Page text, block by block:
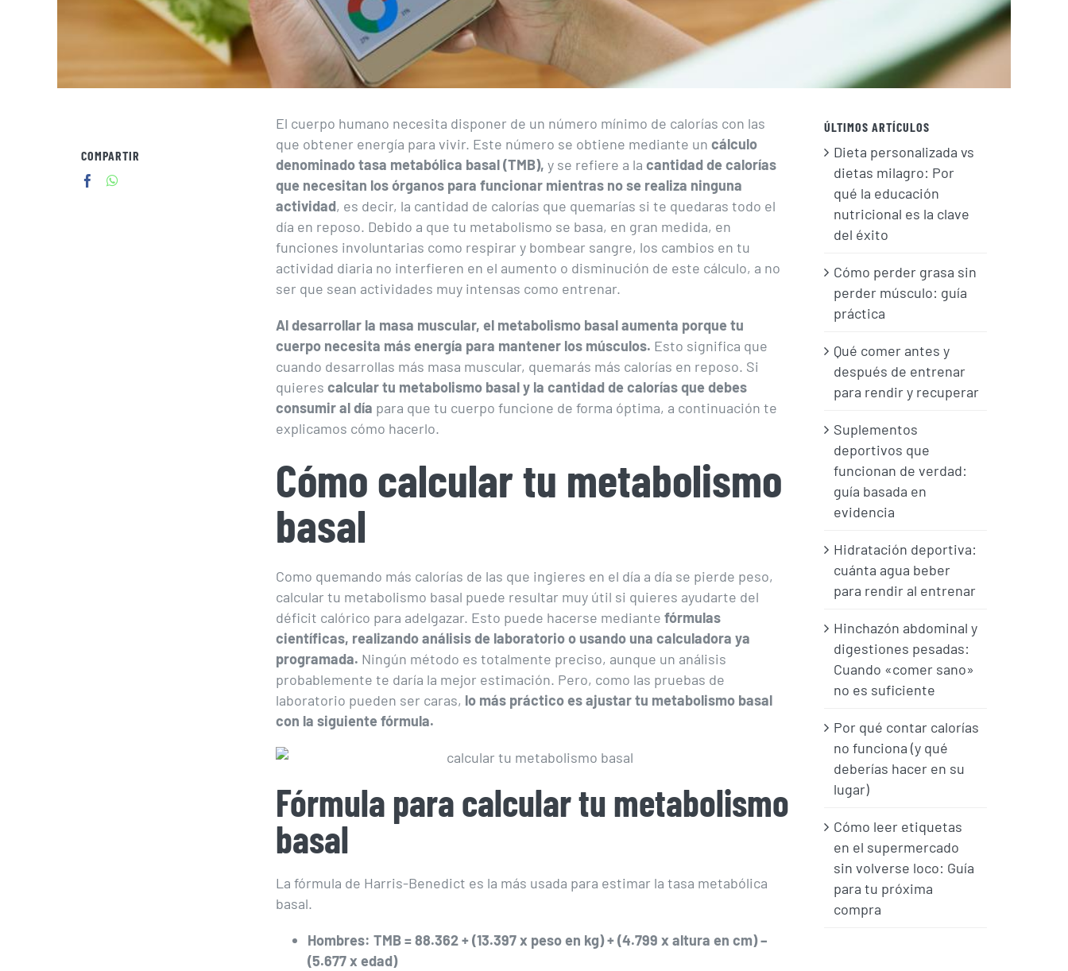
El cuerpo humano necesita disponer de un número mínimo de calorías con las
que obtener energía para vivir. Este número se obtiene mediante un cálculo
denominado tasa metabólica basal (TMB),y se refiere a lacantidad de calorías
que necesitan los órganos para funcionar mientras no se realiza ninguna
actividad, es decir, la cantidad de calorías que quemarías si te quedaras todo el
día en reposo. Debido a que tu metabolismo se basa, en gran medida, en
funciones involuntarias como respirar y bombear sangre, los cambios en tu
actividad diaria no interfieren en el aumento o disminución de este cálculo, a no
ser que sean actividades muy intensas como entrenar.
Al desarrollar la masa muscular, el metabolismo basal aumenta porque tu
cuerpo necesita más energía para mantener los músculos. Esto significa que
cuando desarrollas más masa muscular, quemarás más calorías en reposo. Si
quierescalcular tu metabolismo basal y la cantidad de calorías que debes
consumir al día para que tu cuerpo funcione de forma óptima, a continuación te
explicamos cómo hacerlo.
Cómo calcular tu metabolismo
basal
Como quemando más calorías de las que ingieres en el día a día se pierde peso,
calcular tu metabolismo basal puede resultar muy útil si quieres ayudarte del
déficit calórico para adelgazar. Esto puede hacerse mediantefórmulas
científicas, realizando análisis de laboratorio o usando una calculadora ya
programada. Ningún método es totalmente preciso, aunque un análisis
probablemente te daría la mejor estimación. Pero, como las pruebas de
laboratorio pueden ser caras, lo más práctico es ajustar tu metabolismo basal
con la siguiente fórmula.
Fórmula para calcular tu metabolismo
basal
La fórmula de Harris-Benedict es la más usada para estimar la tasa metabólica
basal.
Hombres: TMB = 88.362 + (13.397 x peso en kg) + (4.799 x altura en cm) –
(5.677 x edad)
COMPARTIR
ÚLTIMOS ARTÍCULOS
Dieta personalizada vs
dietas milagro: Por
qué la educación
nutricional es la clave
del éxito
Cómo perder grasa sin
perder músculo: guía
práctica
Qué comer antes y
después de entrenar
para rendir y recuperar
Suplementos
deportivos que
funcionan de verdad:
guía basada en
evidencia
Hidratación deportiva:
cuánta agua beber
para rendir al entrenar
Hinchazón abdominal y
digestiones pesadas:
Cuando «comer sano»
no es suficiente
Por qué contar calorías
no funciona (y qué
deberías hacer en su
lugar)
Cómo leer etiquetas
en el supermercado
sin volverse loco: Guía
para tu próxima
compra